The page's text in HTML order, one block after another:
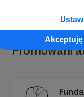
Promowani